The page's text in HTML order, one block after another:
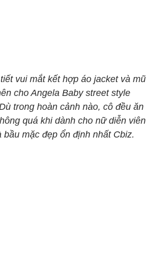
vui mắt kết hợp áo jacket và mũ
cho Angela Baby street style
trong hoàn cảnh nào, cô đều ăn
quá khi dành cho nữ diễn viên
bầu mặc đẹp ổn định nhất Cbiz.